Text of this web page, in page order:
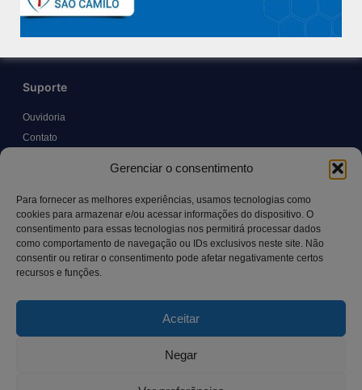
Gerenciar o consentimento
Para fornecer as melhores experiências, usamos tecnologias como
cookies para armazenar e/ou acessar informações do dispositivo. O
consentimento para essas tecnologias nos permitirá processar dados
como comportamento de navegação ou IDs exclusivos neste site. Não
consentir ou retirar o consentimento pode afetar negativamente certos
recursos e funções.
Aceitar
Negar
Trabalhe Conosco
Suporte
Ouvidoria
Contato
Canal LGPD e Segurança da Informação
Contato